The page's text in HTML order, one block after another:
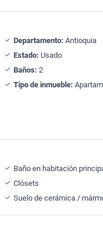
Departamento: Antioquia
Estado: Usado
Baños: 2
Tipo de inmueble:
Baño en habitación
Clósets
Suelo de cerámica /